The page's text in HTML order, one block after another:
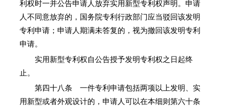
利权时一并公告申请人放弃实用新型专利权声明。申请
人不同意放弃的，国务院专利行政部门应当驳回该发明
专利申请；申请人期满未答复的，视为撤回该发明专利
申请。
实用新型专利权自公告授予发明专利权之日起终
止。
第四十八条 一件专利申请包括两项以上发明、实
用新型或者外观设计的，申请人可以在本细则第六十条